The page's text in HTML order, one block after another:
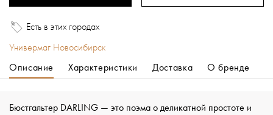
Есть в этих городах
Универмаг Новосибирск
Описание
Характеристики Доставка О бренде
Бюстгальтер DARLING — это поэма о деликатной простоте и